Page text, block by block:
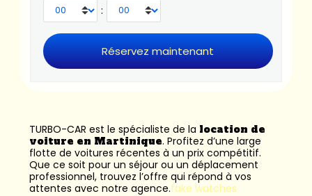
:
TURBO-CAR est le spécialiste de la location de
voiture en Martinique. Profitez d’une large
flotte de voitures récentes à un prix compétitif.
Que ce soit pour un séjour ou un déplacement
professionnel, trouvez l’offre qui répond à vos
attentes avec notre agence.fake watches